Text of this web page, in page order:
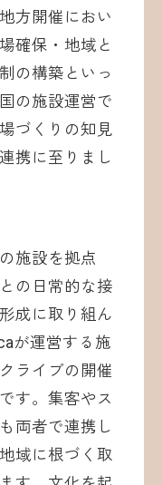
方開催におい
確保・地域と
の構築といっ
の施設運営で
づくりの知見
携に至りまし
施設を拠点
の日常的な接
成に取り組ん
が運営する施
ライブの開催
す。集客やス
両者で連携し
域に根づく取